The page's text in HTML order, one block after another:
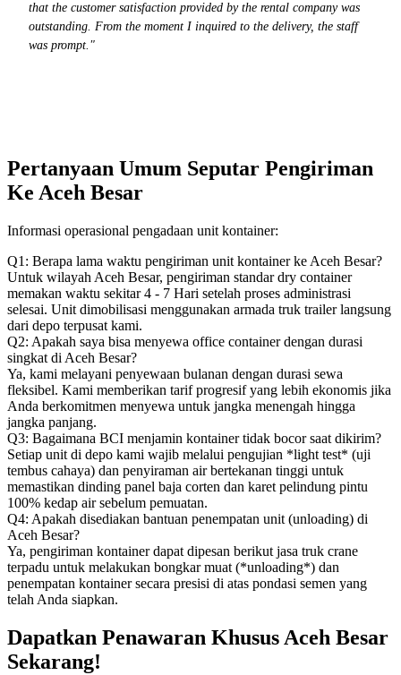
that the customer satisfaction provided by the rental company was
outstanding. From the moment I inquired to the delivery, the staff
was prompt."
Pertanyaan Umum Seputar Pengiriman
Ke Aceh Besar
Informasi operasional pengadaan unit kontainer:
Q1: Berapa lama waktu pengiriman unit kontainer ke Aceh Besar?
Untuk wilayah Aceh Besar, pengiriman standar dry container
memakan waktu sekitar 4 - 7 Hari setelah proses administrasi
selesai. Unit dimobilisasi menggunakan armada truk trailer langsung
dari depo terpusat kami.
Q2: Apakah saya bisa menyewa office container dengan durasi
singkat di Aceh Besar?
Ya, kami melayani penyewaan bulanan dengan durasi sewa
fleksibel. Kami memberikan tarif progresif yang lebih ekonomis jika
Anda berkomitmen menyewa untuk jangka menengah hingga
jangka panjang.
Q3: Bagaimana BCI menjamin kontainer tidak bocor saat dikirim?
Setiap unit di depo kami wajib melalui pengujian *light test* (uji
tembus cahaya) dan penyiraman air bertekanan tinggi untuk
memastikan dinding panel baja corten dan karet pelindung pintu
100% kedap air sebelum pemuatan.
Q4: Apakah disediakan bantuan penempatan unit (unloading) di
Aceh Besar?
Ya, pengiriman kontainer dapat dipesan berikut jasa truk crane
terpadu untuk melakukan bongkar muat (*unloading*) dan
penempatan kontainer secara presisi di atas pondasi semen yang
telah Anda siapkan.
Dapatkan Penawaran Khusus Aceh Besar
Sekarang!